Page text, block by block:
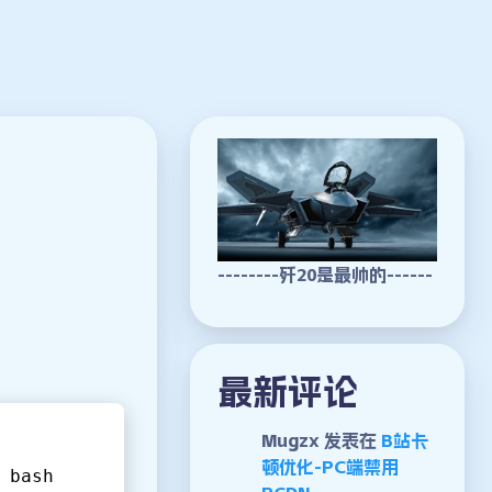
--------歼20是最帅的------
最新评论
Mugzx 发表在 B站卡
顿优化-PC端禁用